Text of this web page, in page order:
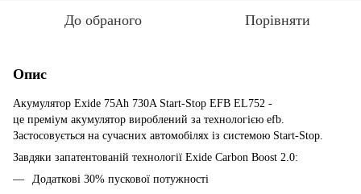
До обраного Порівняти
Опис
Акумулятор Exide 75Ah 730A Start-Stop EFB EL752 -
це преміум акумулятор вироблений за технологією efb.
Застосовується на сучасних автомобілях із системою Start-Stop.
Завдяки запатентованій технології Exide Carbon Boost 2.0:
Додаткові 30% пускової потужності